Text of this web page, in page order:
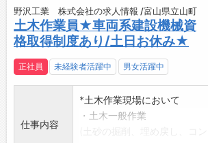
野沢工業 株式会社の求人情報 /富山県立山町
土木作業員★車両系建設機械資
格取得制度あり/土日お休み★
正社員 未経験者活躍中 男女活躍中
仕事内容
*土木作業現場において
・土木一般作業